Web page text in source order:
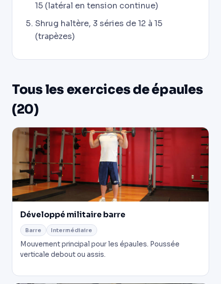
15 (latéral en tension continue)
Shrug haltère, 3 séries de 12 à 15
(trapèzes)
Tous les exercices de épaules
(20)
Développé militaire barre
Barre Intermédiaire
Mouvement principal pour les épaules. Poussée
verticale debout ou assis.